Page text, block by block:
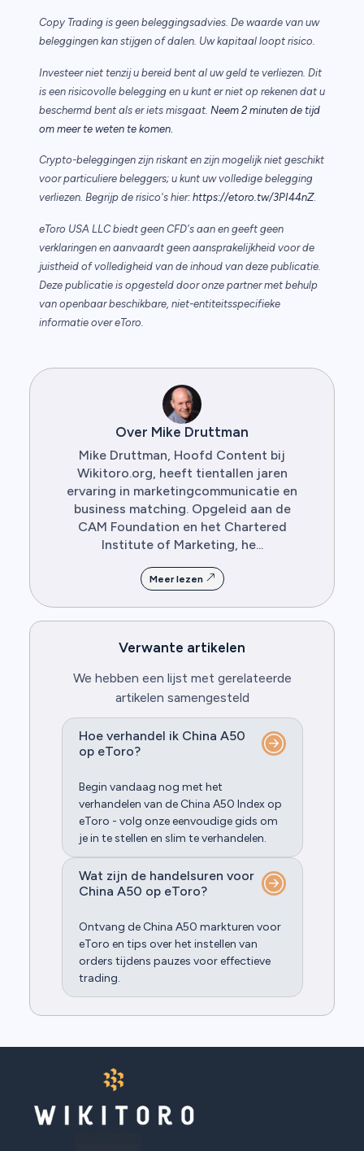
Copy Trading is geen beleggingsadvies. De waarde van uw
beleggingen kan stijgen of dalen. Uw kapitaal loopt risico.
Investeer niet tenzij u bereid bent al uw geld te verliezen. Dit
is een risicovolle belegging en u kunt er niet op rekenen dat u
beschermd bent als er iets misgaat. Neem 2 minuten de tijd
om meer te weten te komen.
Crypto-beleggingen zijn riskant en zijn mogelijk niet geschikt
voor particuliere beleggers; u kunt uw volledige belegging
verliezen. Begrijp de risico's hier: https://etoro.tw/3PI44nZ.
eToro USA LLC biedt geen CFD's aan en geeft geen
verklaringen en aanvaardt geen aansprakelijkheid voor de
juistheid of volledigheid van de inhoud van deze publicatie.
Deze publicatie is opgesteld door onze partner met behulp
van openbaar beschikbare, niet-entiteitsspecifieke
informatie over eToro.
Over Mike Druttman
Mike Druttman, Hoofd Content bij
Wikitoro.org, heeft tientallen jaren
ervaring in marketingcommunicatie en
business matching. Opgeleid aan de
CAM Foundation en het Chartered
Institute of Marketing, he...
Meer lezen
Verwante artikelen
We hebben een lijst met gerelateerde
artikelen samengesteld
Hoe verhandel ik China A50
op eToro?
Begin vandaag nog met het
verhandelen van de China A50 Index op
eToro - volg onze eenvoudige gids om
je in te stellen en slim te verhandelen.
Wat zijn de handelsuren voor
China A50 op eToro?
Ontvang de China A50 markturen voor
eToro en tips over het instellen van
orders tijdens pauzes voor effectieve
trading.